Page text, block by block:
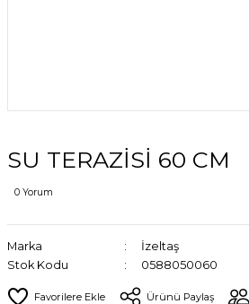
SU TERAZİSİ 60 CM
0 Yorum
Marka
İzeltaş
Stok Kodu
0588050060
Ürünü Paylaş